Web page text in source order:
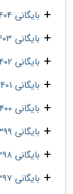
بایگانی 1404
بایگانی 1403
بایگانی 1402
بایگانی 1401
بایگانی 1400
بایگانی 1399
بایگانی 1398
بایگانی 1397